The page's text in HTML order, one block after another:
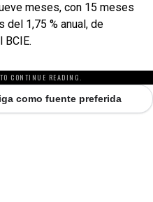
meses, con 15 meses
del 1,75 % anual, de
BCIE.
CONTINUE READING.
como fuente preferida